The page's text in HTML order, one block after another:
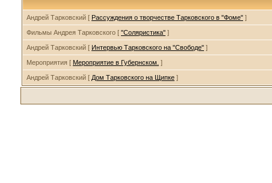
Андрей Тарковский [ Рассуждения о творчестве Тарковского в "Фоме"]
Фильмы Андрея Тарковского [ ''Соляристика'']
Андрей Тарковский [ Интервью Тарковского на "Свободе"]
Мероприятия [ Мероприятие в Губернском. ]
Андрей Тарковский [ Дом Тарковского на Щипке]